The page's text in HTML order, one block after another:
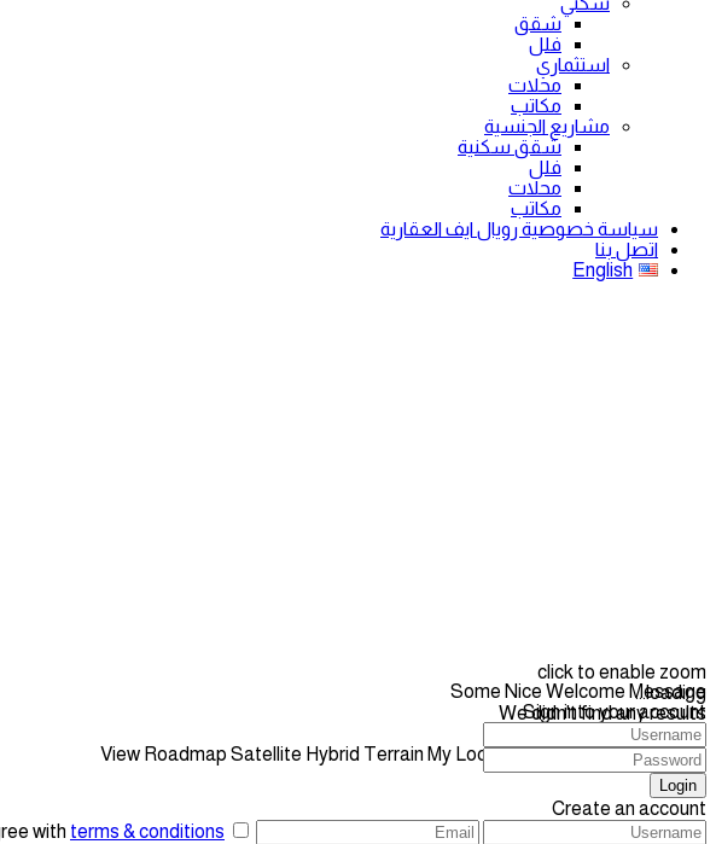
شقق
فلل
استثماري
محلات
مكاتب
مشاريع الجنسية
شقق سكنية
فلل
محلات
مكاتب
سياسة خصوصية رويال ايف العقارية
اتصل بنا
English
click to enable zoom
loading...
We didn't find any results
open map
View Roadmap Satellite Hybrid Terrain My LocationFullscreenPrevNext
Some Nice Welcome Message
Sign into your account
Login
Create an account
with terms & conditions